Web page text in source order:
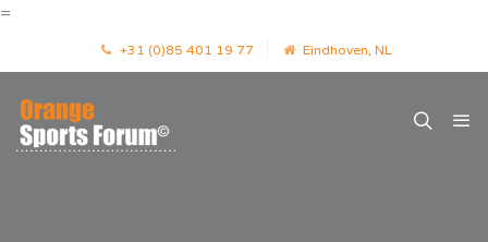
=
+31 (0)85 401 19 77 Eindhoven, NL